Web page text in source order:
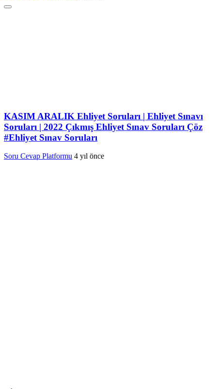
KASIM ARALIK Ehliyet Soruları | Ehliyet Sınavı
Soruları | 2022 Çıkmış Ehliyet Sınav Soruları Çöz
#Ehliyet Sınav Soruları
Soru Cevap Platformu 4 yıl önce